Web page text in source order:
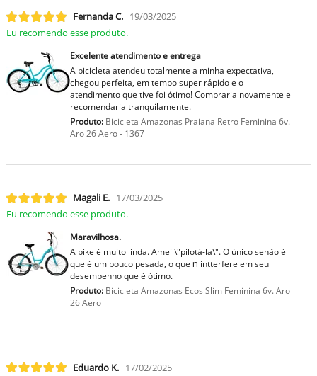
Fernanda C. 19/03/2025
Eu recomendo esse produto.
Excelente atendimento e entrega
A bicicleta atendeu totalmente a minha expectativa,
chegou perfeita, em tempo super rápido e o
atendimento que tive foi ótimo! Compraria novamente e
recomendaria tranquilamente.
Produto:Bicicleta Amazonas Praiana Retro Feminina 6v.
Aro 26 Aero - 1367
Magali E. 17/03/2025
Eu recomendo esse produto.
Maravilhosa.
A bike é muito linda. Amei \"pilotá-la\". O único senão é
que é um pouco pesada, o que n̈ intterfere em seu
desempenho que é ótimo.
Produto:Bicicleta Amazonas Ecos Slim Feminina 6v. Aro
26 Aero
Eduardo K. 17/02/2025